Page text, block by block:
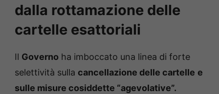
dalla rottamazione delle
cartelle esattoriali
Il Governo ha imboccato una linea di forte
selettività sulla cancellazione delle cartelle e
sulle misure cosiddette “agevolative”.